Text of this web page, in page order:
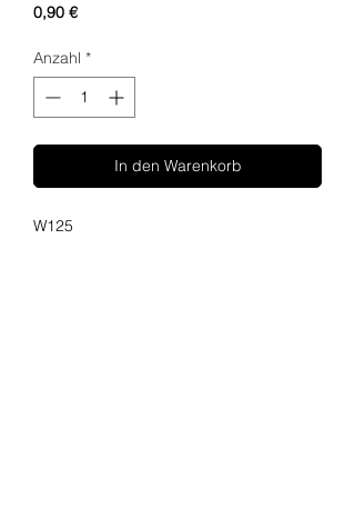
0,90 €Preis
Anzahl *
In den Warenkorb
W125